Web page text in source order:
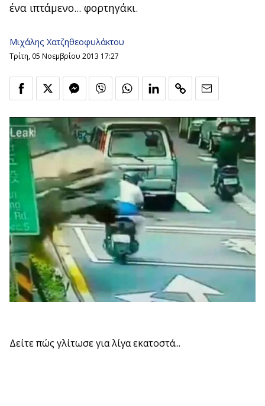
ένα ιπτάμενο... φορτηγάκι.
Μιχάλης Χατζηθεοφυλάκτου
Τρίτη, 05 Νοεμβρίου 2013 17:27
Δείτε πώς γλίτωσε για λίγα εκατοστά...